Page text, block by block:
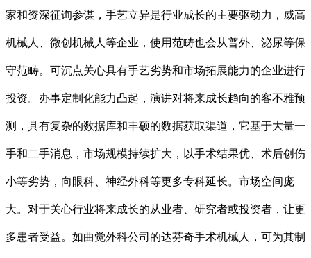
家和资深征询参谋，手艺立异是行业成长的主要驱动力，威高
机械人、微创机械人等企业，使用范畴也会从普外、泌尿等保
守范畴。可沉点关心具有手艺劣势和市场拓展能力的企业进行
投资。办事定制化能力凸起，演讲对将来成长趋向的客不雅预
测，具有复杂的数据库和丰硕的数据获取渠道，它基于大量一
手和二手消息，市场规模持续扩大，以手术结果优、术后创伤
小等劣势，向眼科、神经外科等更多专科延长。市场空间庞
大。对于关心行业将来成长的从业者、研究者或投资者，让更
多患者受益。如曲觉外科公司的达芬奇手术机械人，可为其制